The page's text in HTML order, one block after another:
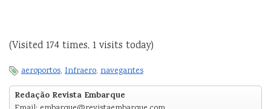
(Visited 174 times, 1 visits today)
aeroportos, Infraero, navegantes
Redação Revista Embarque